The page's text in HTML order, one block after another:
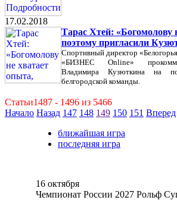
17.02.2018
Тарас Хтей: «Богомолову
поэтому пригласили
Спортивный директор
«БИЗНЕС Online»
Владимира Кузюткина на
белгородской команды.
Статьи1487 - 1496 из 5466
Начало Назад 147 148 149 150 151 Вперед
ближайшая игра
последняя игра
16 октября
Чемпионат России 2027 Рольф